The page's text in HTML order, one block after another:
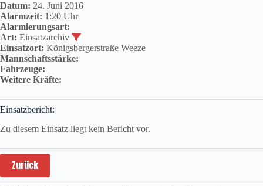
Datum: 24. Juni 2016
Alarmzeit: 1:20 Uhr
Alarmierungsart:
Art: Einsatzarchiv
Einsatzort: Königsbergerstraße Weeze
Mannschaftsstärke:
Fahrzeuge:
Weitere Kräfte:
Einsatzbericht:
Zu diesem Einsatz liegt kein Bericht vor.
Zurück